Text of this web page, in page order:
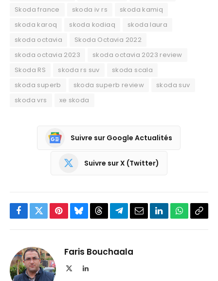
Skoda france
skoda iv rs
skoda kamiq
skoda karoq
skoda kodiaq
skoda laura
skoda octavia
Skoda Octavia 2022
skoda octavia 2023
skoda octavia 2023 review
Skoda RS
skoda rs suv
skoda scala
skoda superb
skoda superb review
skoda suv
skoda vrs
xe skoda
Suivre sur Google Actualités
Suivre sur X (Twitter)
Facebook
TwitterPinterestBlueskyThreadsPartager
Telegram
EmailLinkedInWhatsApp
Faris Bouchaala
LinkedIn